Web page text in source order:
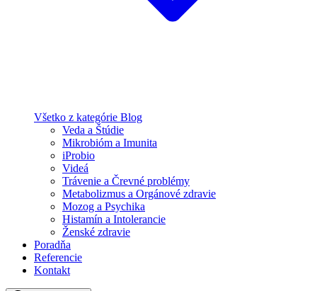
Všetko z kategórie Blog
Veda a Štúdie
Mikrobióm a Imunita
iProbio
Videá
Trávenie a Črevné problémy
Metabolizmus a Orgánové zdravie
Mozog a Psychika
Histamín a Intolerancie
Ženské zdravie
Poradňa
Referencie
Kontakt